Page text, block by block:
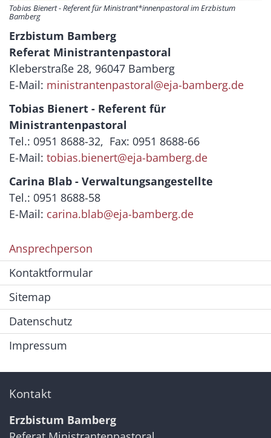
Tobias Bienert - Referent für Ministrant*innenpastoral im Erzbistum
Bamberg
Erzbistum Bamberg
Referat Ministrantenpastoral
Kleberstraße 28, 96047 Bamberg
E-Mail: ministrantenpastoral@eja-bamberg.de
Tobias Bienert - Referent für
Ministrantenpastoral
Tel.: 0951 8688-32, Fax: 0951 8688-66
E-Mail: tobias.bienert@eja-bamberg.de
Carina Blab - Verwaltungsangestellte
Tel.: 0951 8688-58
E-Mail: carina.blab@eja-bamberg.de
Ansprechperson
Kontaktformular
Sitemap
Datenschutz
Impressum
Kontakt
Erzbistum Bamberg